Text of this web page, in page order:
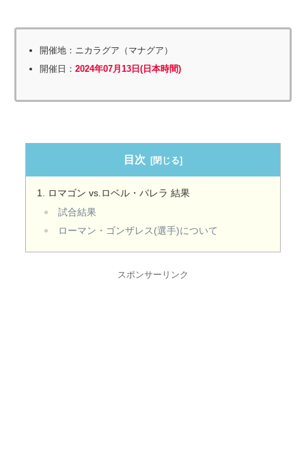
開催地：ニカラグア（マナグア）
開催日： 2024年07月13日(日本時間)
目次
ロマゴン vs.ロベル・バレラ 結果
試合結果
ローマン・ゴンザレス(選手)について
スポンサーリンク